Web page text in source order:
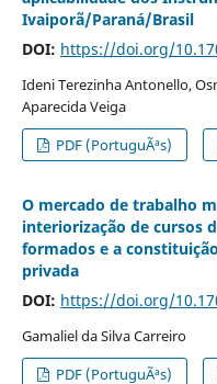
Ivaiporã/Paraná/Brasil
DOI: https://doi.org/
Ideni Terezinha Antonello,
Aparecida Veiga
PDF (PortuguÃªs)
O mercado de trabalho
interiorização de cursos
formados e a
privada
DOI: https://doi.org/
Gamaliel da Silva Carreiro
PDF (PortuguÃªs)